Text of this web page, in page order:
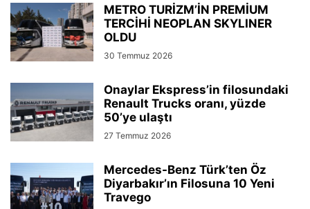
METRO TURİZM’İN PREMİUM
TERCİHİ NEOPLAN SKYLINER
OLDU
30 Temmuz 2026
Onaylar Ekspress’in filosundaki
Renault Trucks oranı, yüzde
50’ye ulaştı
27 Temmuz 2026
Mercedes-Benz Türk’ten Öz
Diyarbakır’ın Filosuna 10 Yeni
Travego